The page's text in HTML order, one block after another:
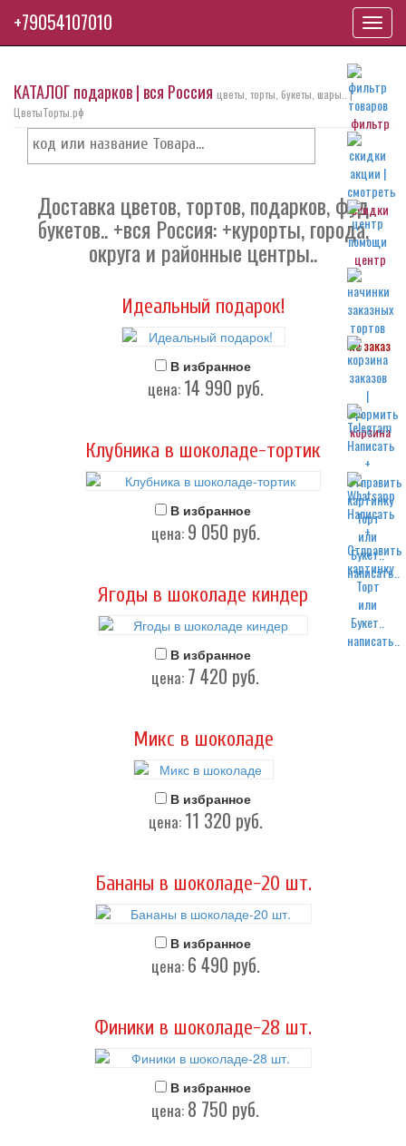
фильтр
скидки
центр
на заказ
корзина
написать..
написать..
КАТАЛОГ подарков | вся Россия цветы, торты, букеты, шары.. |
ЦветыТорты.рф
Доставка цветов, тортов, подарков, фуд
букетов.. +вся Россия: +курорты, города,
округа и районные центры..
Идеальный подарок!
В избранное
цена: 14 990 руб.
Клубника в шоколаде-тортик
В избранное
цена: 9 050 руб.
Ягоды в шоколаде киндер
В избранное
цена: 7 420 руб.
Микс в шоколаде
В избранное
цена: 11 320 руб.
Бананы в шоколаде-20 шт.
В избранное
цена: 6 490 руб.
Финики в шоколаде-28 шт.
В избранное
цена: 8 750 руб.
+79054107010